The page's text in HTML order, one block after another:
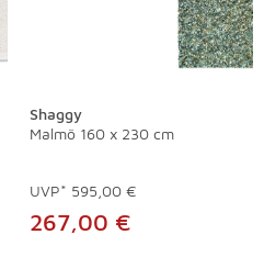
Shaggy
Malmö 160 x 230 cm
UVP* 595,00 €
267,00 €